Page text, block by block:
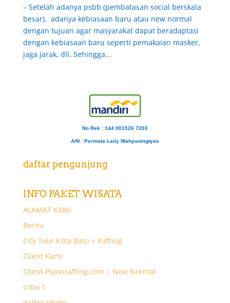
– Setelah adanya psbb (pembatasan social berskala
besar), adanya kebiasaan baru atau new normal
dengan tujuan agar masyarakat dapat beradaptasi
dengan kebiasaan baru seperti pemakaian masker,
jaga jarak, dll. Sehingga...
No Rek : 144 001526 7203
A/N : Permata Laily Wahyuningtyas
daftar pengunjung
INFO PAKET WISATA
ALAMAT KAMI
Berita
City Tour Kota Batu + Rafting
Client Kami
Client Pujonrafting.com | New Normal
coba 1